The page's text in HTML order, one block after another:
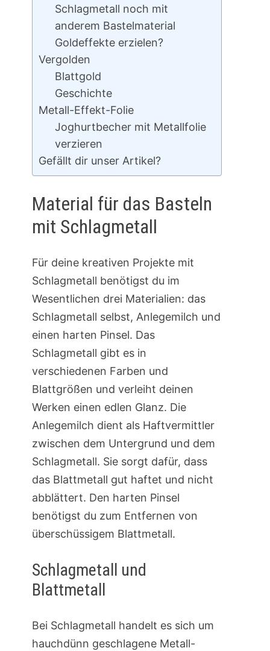
Schlagmetall noch mit
anderem Bastelmaterial
Goldeffekte erzielen?
Vergolden
Blattgold
Geschichte
Metall-Effekt-Folie
Joghurtbecher mit Metallfolie
verzieren
Gefällt dir unser Artikel?
Material für das Basteln
mit Schlagmetall
Für deine kreativen Projekte mit
Schlagmetall benötigst du im
Wesentlichen drei Materialien: das
Schlagmetall selbst, Anlegemilch und
einen harten Pinsel. Das
Schlagmetall gibt es in
verschiedenen Farben und
Blattgrößen und verleiht deinen
Werken einen edlen Glanz. Die
Anlegemilch dient als Haftvermittler
zwischen dem Untergrund und dem
Schlagmetall. Sie sorgt dafür, dass
das Blattmetall gut haftet und nicht
abblättert. Den harten Pinsel
benötigst du zum Entfernen von
überschüssigem Blattmetall.
Schlagmetall und
Blattmetall
Bei Schlagmetall handelt es sich um
hauchdünn geschlagene Metall-